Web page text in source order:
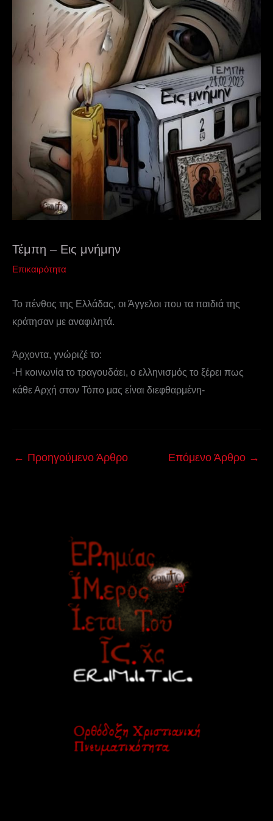
Τέμπη – Εις μνήμην
Επικαιρότητα
Το πένθος της Ελλάδας, οι Άγγελοι που τα παιδιά της
κράτησαν με αναφιλητά.
Άρχοντα, γνώριζέ το:
-Η κοινωνία το τραγουδάει, ο ελληνισμός το ξέρει πως
κάθε Αρχή στον Τόπο μας είναι διεφθαρμένη-
← Προηγούμενο Άρθρο Επόμενο Άρθρο →